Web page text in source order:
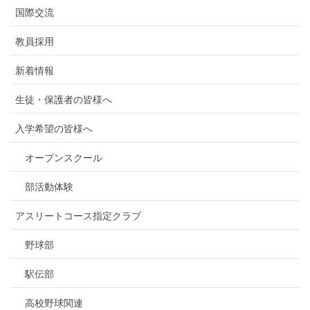
国際交流
教員採用
新着情報
生徒・保護者の皆様へ
入学希望の皆様へ
オープンスクール
部活動体験
アスリートコース指定クラブ
野球部
駅伝部
高校野球関連